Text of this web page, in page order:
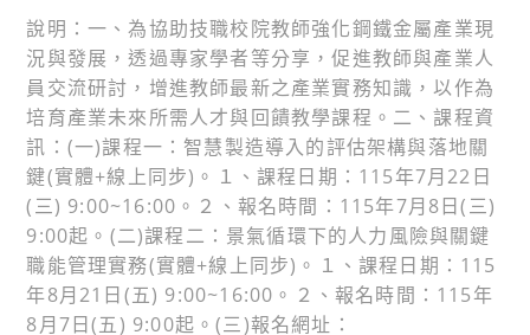
說明：一、為協助技職校院教師強化鋼鐵金屬產業現
況與發展，透過專家學者等分享，促進教師與產業人
員交流研討，增進教師最新之產業實務知識，以作為
培育產業未來所需人才與回饋教學課程。二、課程資
訊：(一)課程一：智慧製造導入的評估架構與落地關
鍵(實體+線上同步)。１、課程日期：115年7月22日
(三) 9:00~16:00。２、報名時間：115年7月8日(三)
9:00起。(二)課程二：景氣循環下的人力風險與關鍵
職能管理實務(實體+線上同步)。１、課程日期：115
年8月21日(五) 9:00~16:00。２、報名時間：115年
8月7日(五) 9:00起。(三)報名網址：